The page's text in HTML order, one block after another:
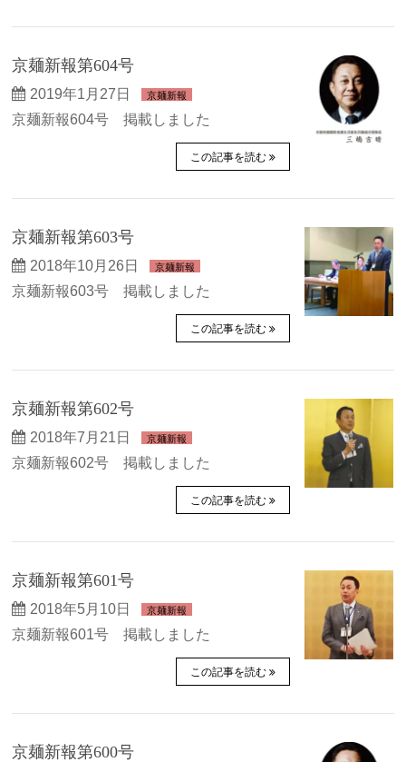
京麺新報第604号
2019年1月27日 京麺新報
京麺新報604号 掲載しました
この記事を読む
京麺新報第603号
2018年10月26日 京麺新報
京麺新報603号 掲載しました
この記事を読む
京麺新報第602号
2018年7月21日 京麺新報
京麺新報602号 掲載しました
この記事を読む
京麺新報第601号
2018年5月10日 京麺新報
京麺新報601号 掲載しました
この記事を読む
京麺新報第600号